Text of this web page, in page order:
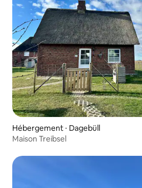
Hébergement ⋅ Dagebüll
Maison Treibsel